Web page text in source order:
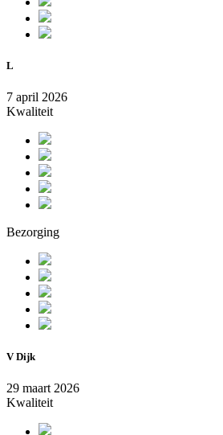
L
7 april 2026
Kwaliteit
Bezorging
V Dijk
29 maart 2026
Kwaliteit